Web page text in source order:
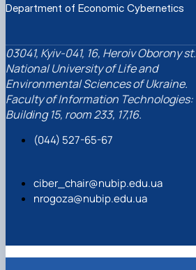
Department of Economic Cybernetics
03041, Kyiv-041, 16, Heroiv Oborony st.
National University of Life and
Environmental Sciences of Ukraine.
Faculty of Information Technologies:
Building 15, room 233, 17,16.
(044) 527-65-67
ciber_chair@nubip.edu.ua
nrogoza@nubip.edu.ua